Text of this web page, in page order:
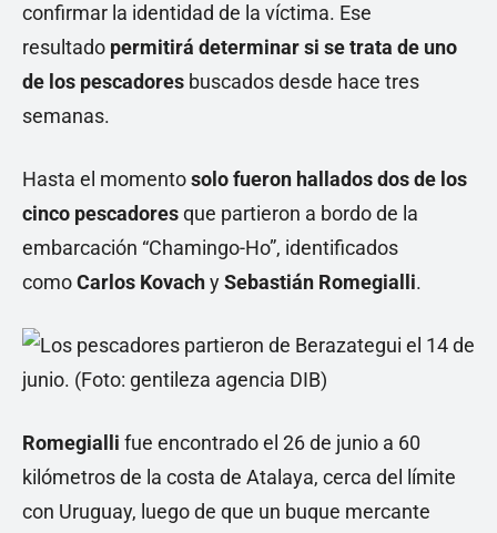
confirmar la identidad de la víctima. Ese
resultado permitirá determinar si se trata de uno
de los pescadores buscados desde hace tres
semanas.
Hasta el momentosolo fueron hallados dos de los
cinco pescadoresque partieron a bordo de la
embarcación “Chamingo-Ho”, identificados
comoCarlos KovachySebastián Romegialli.
Romegialli fue encontrado el 26 de junio a 60
kilómetros de la costa de Atalaya, cerca del límite
con Uruguay, luego de que un buque mercante